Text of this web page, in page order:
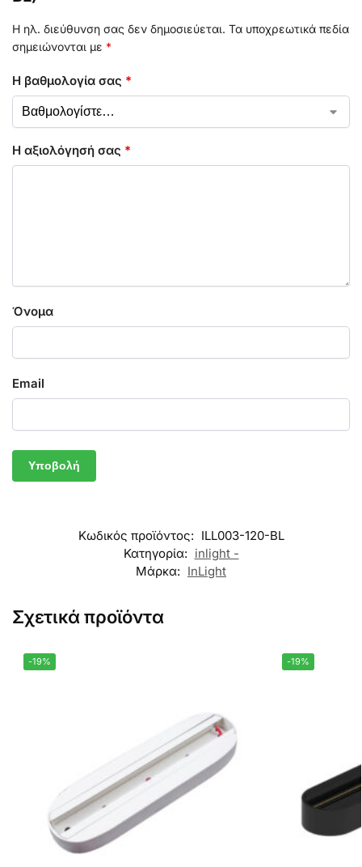
Η ηλ. διεύθυνση σας δεν δημοσιεύεται. Τα υποχρεωτικά πεδία
σημειώνονται με *
Η βαθμολογία σας *
Η αξιολόγησή σας *
Όνομα
Email
Κωδικός προϊόντος: ILL003-120-BL
Κατηγορία: inlight -
Μάρκα: InLight
Σχετικά προϊόντα
-19% -19%